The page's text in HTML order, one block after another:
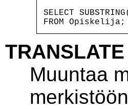
SELECT
TRANSLATE
Muuntaa